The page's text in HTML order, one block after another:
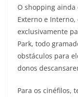
O shopping ainda
Externo e Interno,
exclusivamente
Park, todo
obstáculos para
donos
Para os cinéfilos,